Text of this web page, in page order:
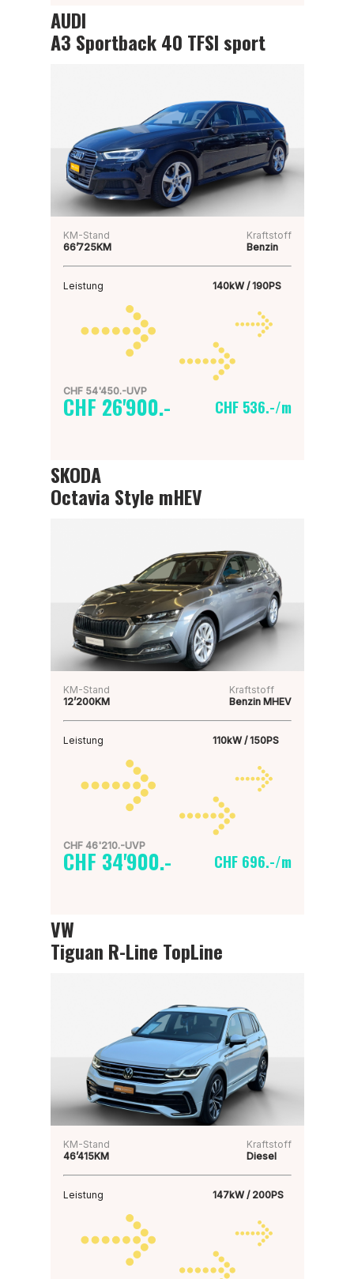
AUDI
A3 Sportback 40 TFSI sport
KM-Stand
66’725KM
Kraftstoff
Benzin
Leistung 140kW / 190PS
CHF 54'450.-UVP
CHF 26'900.- CHF 536.-/m
SKODA
Octavia Style mHEV
KM-Stand
12’200KM
Kraftstoff
Benzin MHEV
Leistung 110kW / 150PS
CHF 46'210.-UVP
CHF 34'900.- CHF 696.-/m
VW
Tiguan R-Line TopLine
KM-Stand
46’415KM
Kraftstoff
Diesel
Leistung 147kW / 200PS